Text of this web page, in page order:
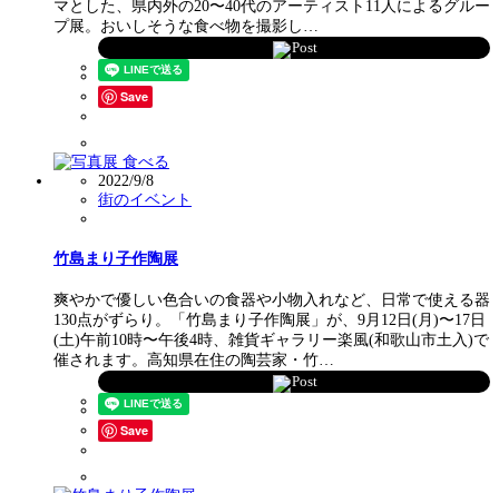
マとした、県内外の20〜40代のアーティスト11人によるグルー
プ展。おいしそうな食べ物を撮影し…
Post
Save
2022/9/8
街のイベント
竹島まり子作陶展
爽やかで優しい色合いの食器や小物入れなど、日常で使える器
130点がずらり。「竹島まり子作陶展」が、9月12日(月)〜17日
(土)午前10時〜午後4時、雑貨ギャラリー楽風(和歌山市土入)で
催されます。高知県在住の陶芸家・竹…
Post
Save